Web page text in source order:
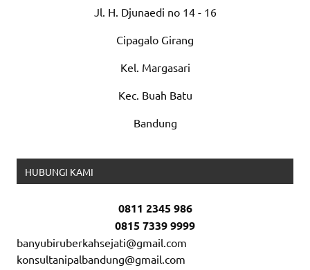
Jl. H. Djunaedi no 14 - 16
Cipagalo Girang
Kel. Margasari
Kec. Buah Batu
Bandung
HUBUNGI KAMI
0811 2345 986
0815 7339 9999
banyubiruberkahsejati@gmail.com
konsultanipalbandung@gmail.com